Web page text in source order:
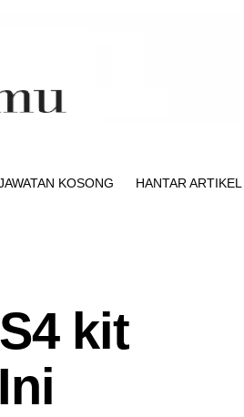
KOSONG HANTAR ARTIKEL
kit